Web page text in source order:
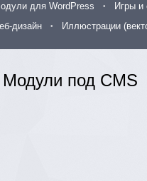
для WordPress
Игры
дизайн
Иллюстрации
Модули под CMS